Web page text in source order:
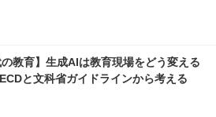
の教育】生成AIは教育現場をどう変える
と文科省ガイドラインから考える